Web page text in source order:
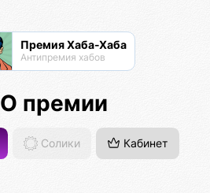
Премия Хаба-Хаба
Антипремия хабов
О премии
Солики Кабинет